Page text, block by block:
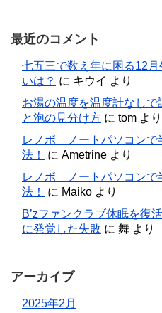
最近のコメント
七五三で数え年に困る12
いは？ に キウイ より
お湯の温度を温度計なし
と泡の見分け方 に tom より
レノボ ノートパソコンで
法！
に Ametrine より
レノボ ノートパソコンで
法！
に Maiko より
B’zファンクラブ休眠を復
に発覚した失敗 に 舞 より
アーカイブ
2025年2月